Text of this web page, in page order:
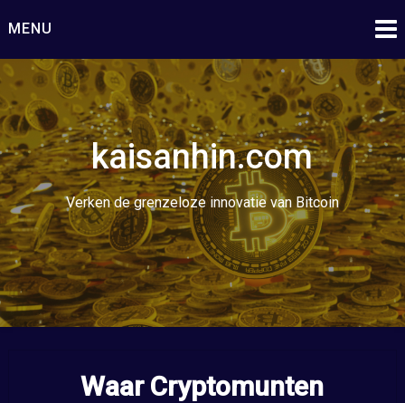
naar
inhoud
MENU
kaisanhin.com
Verken de grenzeloze innovatie van Bitcoin
Waar Cryptomunten